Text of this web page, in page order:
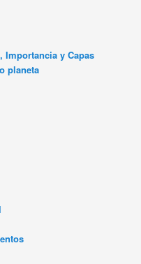
Importancia y Capas
planeta